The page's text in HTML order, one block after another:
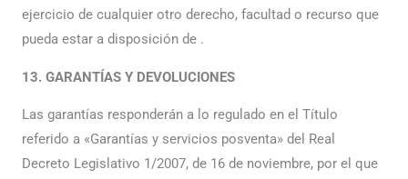
ejercicio de cualquier otro derecho, facultad o recurso que
pueda estar a disposición de .
13. GARANTÍAS Y DEVOLUCIONES
Las garantías responderán a lo regulado en el Título
referido a «Garantías y servicios posventa» del Real
Decreto Legislativo 1/2007, de 16 de noviembre, por el que